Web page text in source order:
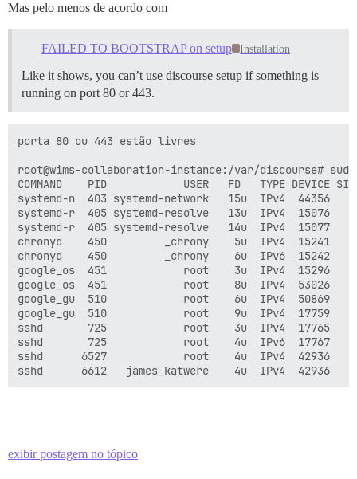
Mas pelo menos de acordo com
FAILED TO BOOTSTRAP on setup Installation
Like it shows, you can’t use discourse setup if something is
running on port 80 or 443.
porta 80 ou 443 estão livres
root@wims-collaboration-instance:/var/discourse#
COMMAND    PID            USER   FD   TYPE DEVICE SIZE/
systemd-n  403 systemd-network   15u  IPv4  44356
systemd-r  405 systemd-resolve   13u  IPv4  15076
systemd-r  405 systemd-resolve   14u  IPv4  15077
chronyd    450         _chrony    5u  IPv4  15241
chronyd    450         _chrony    6u  IPv6  15242
google_os  451            root    3u  IPv4  15296      0t0
google_os  451            root    8u  IPv4  53026      0t0
google_gu  510            root    6u  IPv4  50869      0t0
google_gu  510            root    9u  IPv4  17759      0t0
sshd       725            root    3u  IPv4  17765
sshd       725            root    4u  IPv6  17767
sshd      6527            root    4u  IPv4  42936      0t0
exibir postagem no tópico